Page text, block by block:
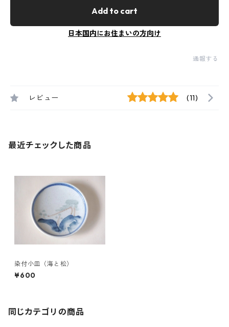
Add to cart
日本国内にお住まいの方向け
通報する
レビュー (11)
最近チェックした商品
染付小皿（海と松）
¥600
同じカテゴリの商品